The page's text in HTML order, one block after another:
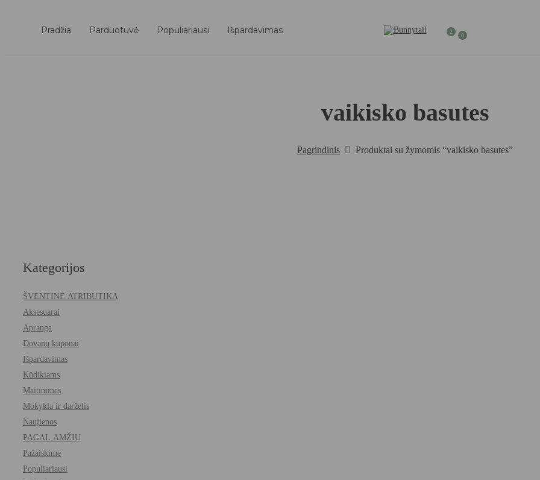
Pradžia Parduotuvė Populiariausi Išpardavimas 2
0
vaikisko basutes
Pagrindinis Produktai su žymomis “vaikisko basutes”
Kategorijos
ŠVENTINĖ ATRIBUTIKA
Aksesuarai
Apranga
Dovanų kuponai
Išpardavimas
Kūdikiams
Maitinimas
Mokykla ir darželis
Naujienos
PAGAL AMŽIŲ
Pažaiskime
Populiariausi